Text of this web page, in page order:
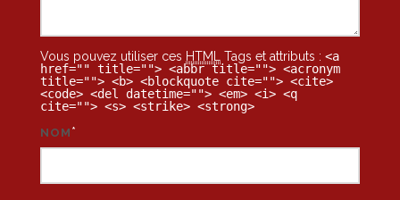
Vous pouvez utiliser ces HTML Tags et attributs : <a
href="" title=""> <abbr title=""> <acronym
title=""> <b> <blockquote cite=""> <cite>
<code> <del datetime=""> <em> <i> <q
cite=""> <s> <strike> <strong>
NOM *